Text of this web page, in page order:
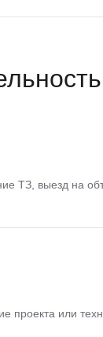
ТЗ, выезд на
проекта или